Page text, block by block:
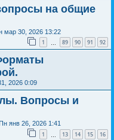
на общие
мар 30, 2026 13:22
1 89 90 91 92
2026 0:09
Вопросы и
Пн янв 26, 2026 1:41
1 13 14 15 16